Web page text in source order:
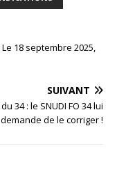
18 septembre 2025,
SUIVANT
34 : le SNUDI FO 34 lui
demande de le corriger !